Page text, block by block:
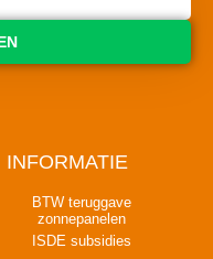
INFORMATIE
BTW teruggave
zonnepanelen
ISDE subsidies